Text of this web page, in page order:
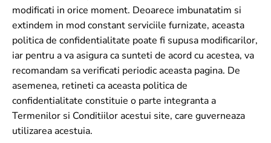
modificati in orice moment. Deoarece imbunatatim si
extindem in mod constant serviciile furnizate, aceasta
politica de confidentialitate poate fi supusa modificarilor,
iar pentru a va asigura ca sunteti de acord cu acestea, va
recomandam sa verificati periodic aceasta pagina. De
asemenea, retineti ca aceasta politica de
confidentialitate constituie o parte integranta a
Termenilor si Conditiilor acestui site, care guverneaza
utilizarea acestuia.